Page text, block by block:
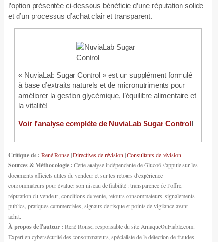
l’option présentée ci-dessous bénéficie d’une réputation solide
et d’un processus d’achat clair et transparent.
« NuviaLab Sugar Control » est un supplément formulé
à base d’extraits naturels et de micronutriments pour
améliorer la gestion glycémique, l’équilibre alimentaire et
la vitalité!
Voir l’analyse complète de NuviaLab Sugar Control!
Critique de : René Ronse|Directives de révision|Consultants de révision
Sources & Méthodologie : Cette analyse indépendante de Gluco6 s'appuie sur les
documents officiels utiles du vendeur et sur les retours d'expérience
consommateurs pour évaluer son niveau de fiabilité : transparence de l’offre,
réputation du vendeur, conditions de vente, retours consommateurs, signalements
publics, pratiques commerciales, signaux de risque et points de vigilance avant
achat.
À propos de l'auteur : René Ronse, responsable du site ArnaqueOuFiable.com.
Expert en cybersécurité des consommateurs, spécialiste de la détection de fraudes